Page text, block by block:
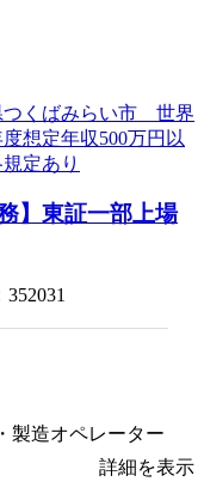
】東証一部上場
製造オペレーター
詳細を表示